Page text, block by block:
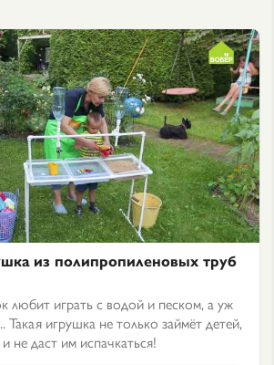
из полипропиленовых труб
любит играть с водой и песком, а уж
Такая игрушка не только займёт детей,
не даст им испачкаться!